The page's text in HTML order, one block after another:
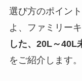
選び方のポイン
よ、ファミリー
した、20L～40L
をご紹介します。